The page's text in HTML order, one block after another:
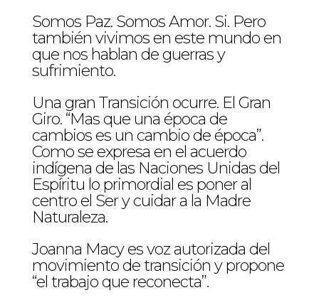
Somos Paz. Somos Amor. Si. Pero
también vivimos en este mundo en
que nos hablan de guerras y
sufrimiento.
Una gran Transición ocurre. El Gran
Giro. “Mas que una época de
cambios es un cambio de época”.
Como se expresa en el acuerdo
indígena de las Naciones Unidas del
Espíritu lo primordial es poner al
centro el Ser y cuidar a la Madre
Naturaleza.
Joanna Macy es voz autorizada del
movimiento de transición y propone
“el trabajo que reconecta”.